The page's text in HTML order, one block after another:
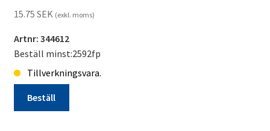
15.75 SEK (exkl. moms)
Artnr: 344612
Beställ minst:2592fp
Tillverkningsvara.
Beställ